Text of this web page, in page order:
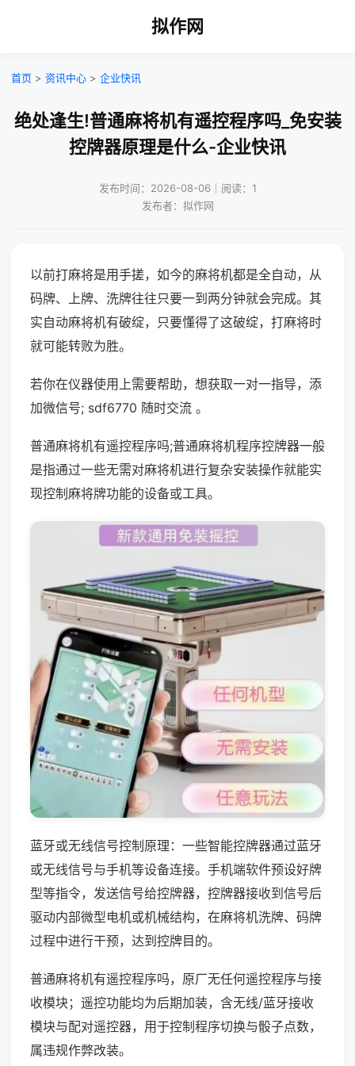
拟作网
首页 > 资讯中心 > 企业快讯
绝处逢生!普通麻将机有遥控程序吗_免安装
控牌器原理是什么-企业快讯
发布时间：2026-08-06｜阅读：1
发布者：拟作网
以前打麻将是用手搓，如今的麻将机都是全自动，从
码牌、上牌、洗牌往往只要一到两分钟就会完成。其
实自动麻将机有破绽，只要懂得了这破绽，打麻将时
就可能转败为胜。
若你在仪器使用上需要帮助，想获取一对一指导，添
加微信号; sdf6770 随时交流 。
普通麻将机有遥控程序吗;普通麻将机程序控牌器一般
是指通过一些无需对麻将机进行复杂安装操作就能实
现控制麻将牌功能的设备或工具。
蓝牙或无线信号控制原理：一些智能控牌器通过蓝牙
或无线信号与手机等设备连接。手机端软件预设好牌
型等指令，发送信号给控牌器，控牌器接收到信号后
驱动内部微型电机或机械结构，在麻将机洗牌、码牌
过程中进行干预，达到控牌目的。
普通麻将机有遥控程序吗，原厂无任何遥控程序与接
收模块；遥控功能均为后期加装，含无线/蓝牙接收
模块与配对遥控器，用于控制程序切换与骰子点数，
属违规作弊改装。